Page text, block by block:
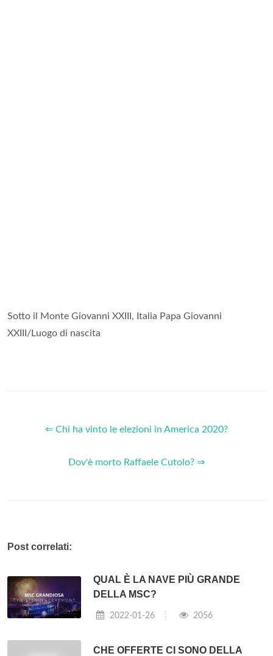
Sotto il Monte Giovanni XXIII, Italia Papa Giovanni
XXIII/Luogo di nascita
⇐ Chi ha vinto le elezioni in America 2020?
Dov'è morto Raffaele Cutolo? ⇒
Post correlati:
QUAL È LA NAVE PIÙ GRANDE
DELLA MSC?
2022-01-26 2056
CHE OFFERTE CI SONO DELLA